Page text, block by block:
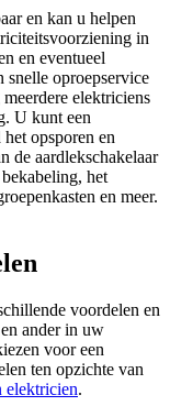
en kan u helpen
in
en eventueel
snelle oproepservice
elektriciens
U kunt een
opsporen en
de aardlekschakelaar
het
en meer.
voordelen en
ander in uw
voor een
ten opzichte van
elektricien.